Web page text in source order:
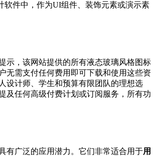
软件中，作为UI组件、装饰元素或演示素
示，该网站提供的所有液态玻璃风格图标
无需支付任何费用即可下载和使用这些资
设计师、学生和预算有限团队的理想选
及任何高级付费计划或订阅服务，所有功
有广泛的应用潜力。它们非常适合用于用